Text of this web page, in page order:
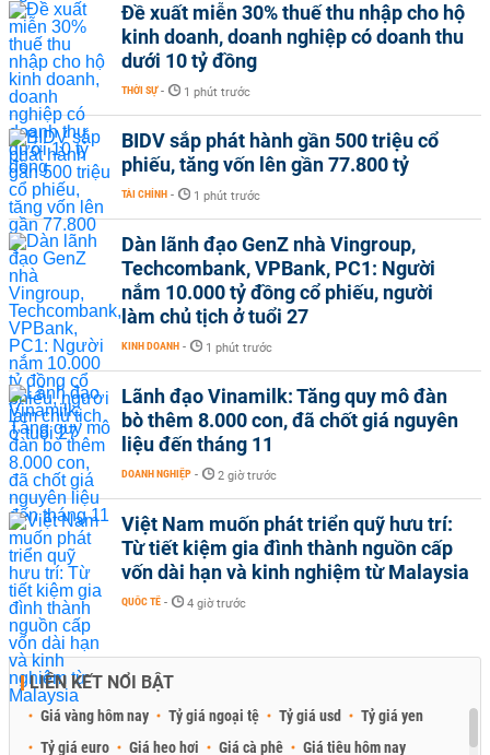
Đề xuất miễn 30% thuế thu nhập cho hộ
kinh doanh, doanh nghiệp có doanh thu
dưới 10 tỷ đồng
THỜI SỰ - 1 phút trước
BIDV sắp phát hành gần 500 triệu cổ
phiếu, tăng vốn lên gần 77.800 tỷ
TÀI CHÍNH - 1 phút trước
Dàn lãnh đạo GenZ nhà Vingroup,
Techcombank, VPBank, PC1: Người
nắm 10.000 tỷ đồng cổ phiếu, người
làm chủ tịch ở tuổi 27
KINH DOANH - 1 phút trước
Lãnh đạo Vinamilk: Tăng quy mô đàn
bò thêm 8.000 con, đã chốt giá nguyên
liệu đến tháng 11
DOANH NGHIỆP - 2 giờ trước
Việt Nam muốn phát triển quỹ hưu trí:
Từ tiết kiệm gia đình thành nguồn cấp
vốn dài hạn và kinh nghiệm từ Malaysia
QUỐC TẾ - 4 giờ trước
LIÊN KẾT NỔI BẬT
Giá vàng hôm nay Tỷ giá ngoại tệ Tỷ giá usd
Tỷ giá yen
Tỷ giá euro
Giá heo hơi Giá cà phê Giá tiêu hôm nay